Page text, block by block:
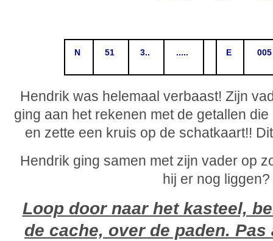
N 51 3.. ..... E 005
Hendrik was helemaal verbaast! Zijn
ging aan het rekenen met de getallen
en zette een kruis op de schatkaart!!
Hendrik ging samen met zijn vader op
hij er nog liggen?
Loop door naar het kasteel,
de cache, over de paden.